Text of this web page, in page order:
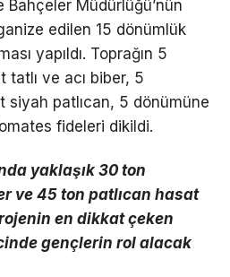
Bahçeler Müdürlüğü’nün
edilen 15 dönümlük
yapıldı. Toprağın 5
tatlı ve acı biber, 5
siyah patlıcan, 5 dönümüne
fideleri dikildi.
yaklaşık 30 ton
ve 45 ton patlıcan hasat
en dikkat çeken
gençlerin rol alacak